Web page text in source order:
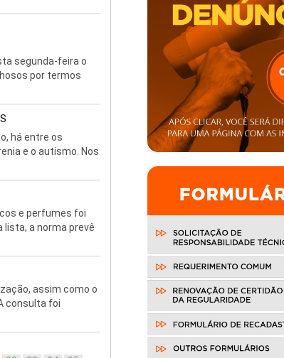
segunda-feira o
por termos
há entre os
e o autismo. Nos
e perfumes foi
lista, a norma prevê
assim como o
consulta foi